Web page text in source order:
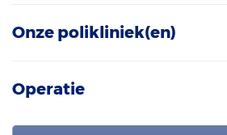
Onze polikliniek(en)
Operatie